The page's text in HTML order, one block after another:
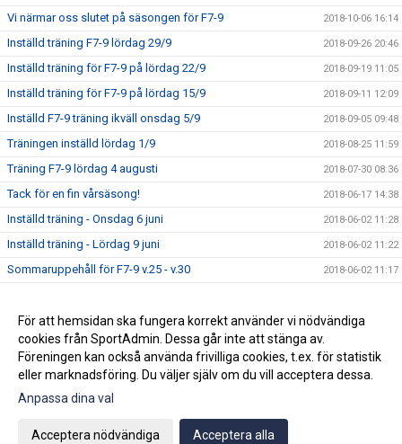
Vi närmar oss slutet på säsongen för F7-9 2018-10-06 16:14
Inställd träning F7-9 lördag 29/9 2018-09-26 20:46
Inställd träning för F7-9 på lördag 22/9 2018-09-19 11:05
Inställd träning för F7-9 på lördag 15/9 2018-09-11 12:09
Inställd F7-9 träning ikväll onsdag 5/9 2018-09-05 09:48
Träningen inställd lördag 1/9 2018-08-25 11:59
Träning F7-9 lördag 4 augusti 2018-07-30 08:36
Tack för en fin vårsäsong! 2018-06-17 14:38
Inställd träning - Onsdag 6 juni 2018-06-02 11:28
Inställd träning - Lördag 9 juni 2018-06-02 11:22
Sommaruppehåll för F7-9 v.25 - v.30 2018-06-02 11:17
Seriepremiären för F9 avklarad 2018-04-16 08:01
Kalendern uppdaterad med träningstider 2018-04-05 21:23
Gå till Webbversion
För att hemsidan ska fungera korrekt använder vi nödvändiga
cookies från SportAdmin. Dessa går inte att stänga av.
Föreningen kan också använda frivilliga cookies, t.ex. för statistik
eller marknadsföring. Du väljer själv om du vill acceptera dessa.
Anpassa dina val
Acceptera nödvändiga Acceptera alla